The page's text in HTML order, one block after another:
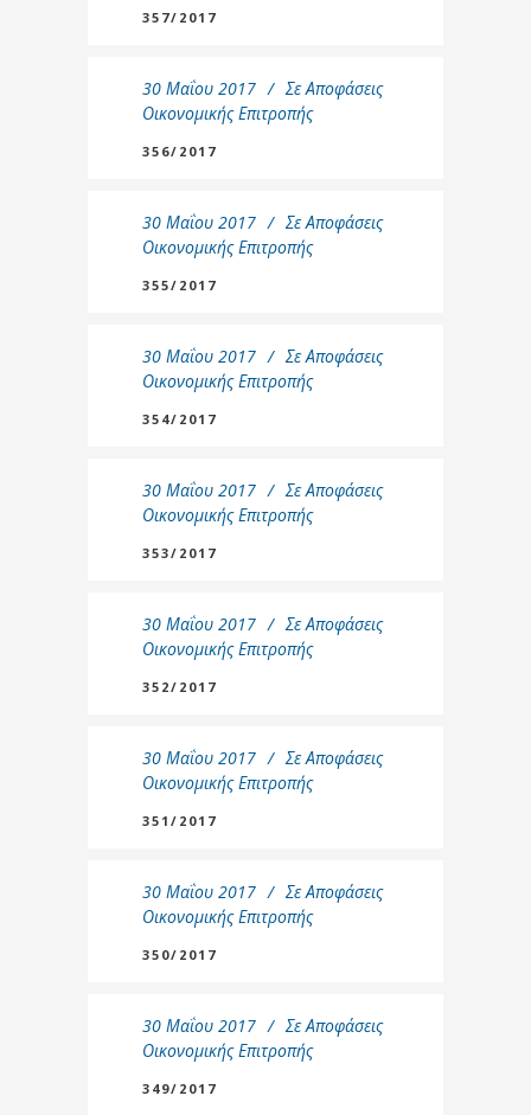
357/2017
30 Μαΐου 2017 Σε Αποφάσεις
Οικονομικής Επιτροπής
356/2017
30 Μαΐου 2017 Σε Αποφάσεις
Οικονομικής Επιτροπής
355/2017
30 Μαΐου 2017 Σε Αποφάσεις
Οικονομικής Επιτροπής
354/2017
30 Μαΐου 2017 Σε Αποφάσεις
Οικονομικής Επιτροπής
353/2017
30 Μαΐου 2017 Σε Αποφάσεις
Οικονομικής Επιτροπής
352/2017
30 Μαΐου 2017 Σε Αποφάσεις
Οικονομικής Επιτροπής
351/2017
30 Μαΐου 2017 Σε Αποφάσεις
Οικονομικής Επιτροπής
350/2017
30 Μαΐου 2017 Σε Αποφάσεις
Οικονομικής Επιτροπής
349/2017